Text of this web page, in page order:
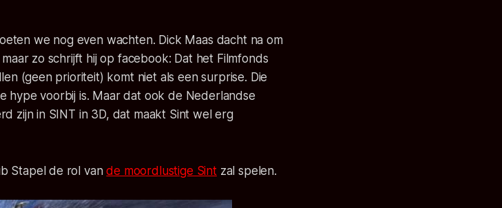
we nog even wachten. Dick Maas dacht na om
zo schrijft hij op facebook: Dat het Filmfonds
(geen prioriteit) komt niet als een surprise. Die
hype voorbij is. Maar dat ook de Nederlandse
zijn in SINT in 3D, dat maakt Sint wel erg
Stapel de rol vande moordlustige Sintzal spelen.